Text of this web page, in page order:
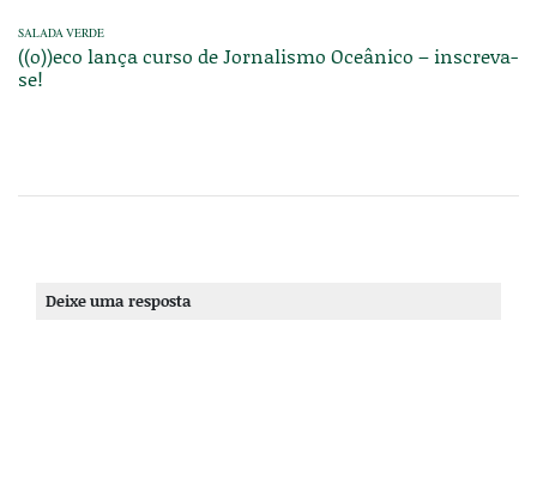
SALADA VERDE
((o))eco lança curso de Jornalismo Oceânico – inscreva-
se!
Deixe uma resposta